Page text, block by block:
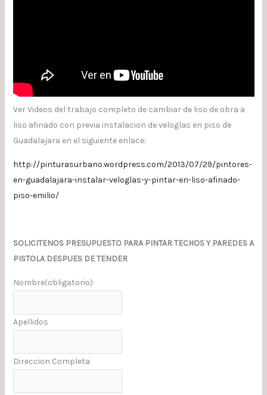
Ver Videos del trabajo completo de cambiar de liso de obra a
liso afinado con previa instalacion de veloglas en piso de
Guadalajara en el siguiente enlace:
http://pinturasurbano.wordpress.com/2013/07/29/pintores-
en-guadalajara-instalar-veloglas-y-pintar-en-liso-afinado-
piso-emilio/
SOLICITENOS PRESUPUESTO PARA PINTAR TECHOS Y PAREDES A
PISTOLA DESPUES DE TENDER
Nombre(obligatorio)
Apellidos
Direccion Completa